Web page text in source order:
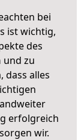
bei
ist wichtig,
des
und zu
dass alles
erfolgreich
wir.